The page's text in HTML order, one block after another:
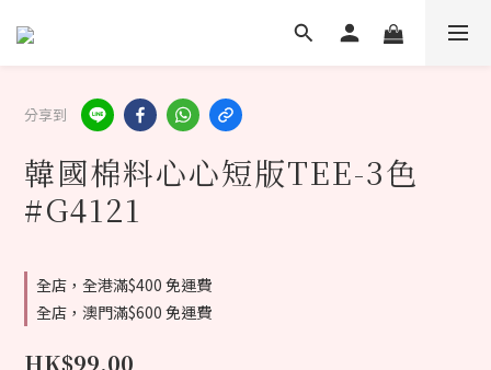
分享到
韓國棉料心心短版TEE-3色
#G4121
全店，全港滿$400 免運費
全店，澳門滿$600 免運費
HK$99.00